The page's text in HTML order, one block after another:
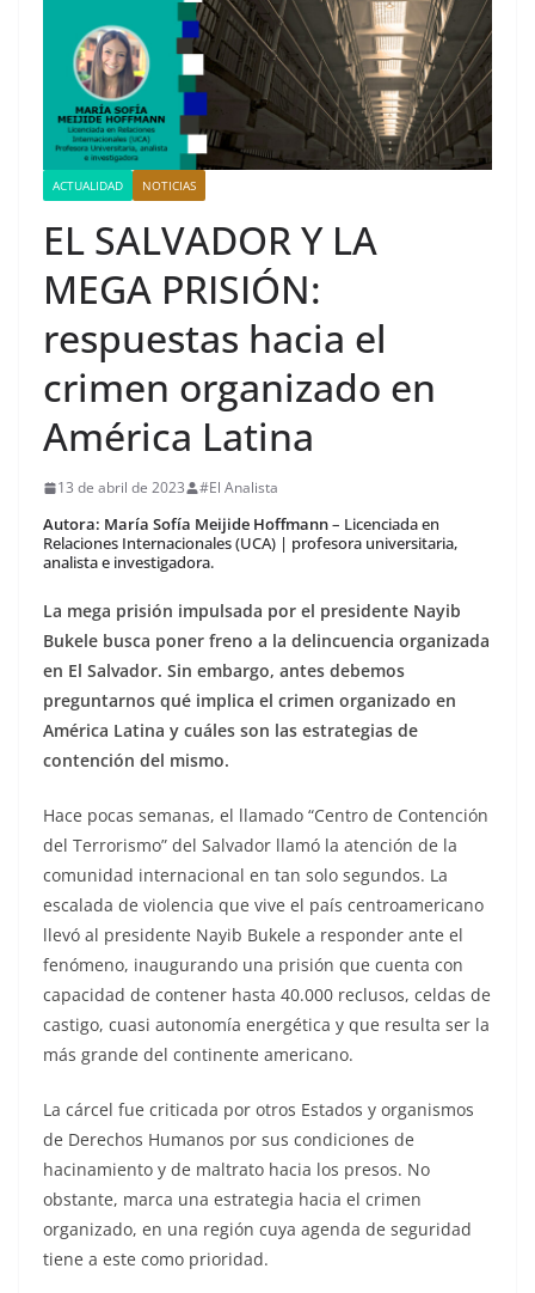
ACTUALIDAD NOTICIAS
EL SALVADOR Y LA
MEGA PRISIÓN:
respuestas hacia el
crimen organizado en
América Latina
13 de abril de 2023 #El Analista
Autora: María Sofía Meijide Hoffmann– Licenciada en
Relaciones Internacionales (UCA) | profesora universitaria,
analista e investigadora.
La mega prisión impulsada por el presidente Nayib
Bukele busca poner freno a la delincuencia organizada
en El Salvador. Sin embargo, antes debemos
preguntarnos qué implica el crimen organizado en
América Latina y cuáles son las estrategias de
contención del mismo.
Hace pocas semanas, el llamado “Centro de Contención
del Terrorismo” del Salvador llamó la atención de la
comunidad internacional en tan solo segundos. La
escalada de violencia que vive el país centroamericano
llevó al presidente Nayib Bukele a responder ante el
fenómeno, inaugurando una prisión que cuenta con
capacidad de contener hasta 40.000 reclusos, celdas de
castigo, cuasi autonomía energética y que resulta ser la
más grande del continente americano.
La cárcel fue criticada por otros Estados y organismos
de Derechos Humanos por sus condiciones de
hacinamiento y de maltrato hacia los presos. No
obstante, marca una estrategia hacia el crimen
organizado, en una región cuya agenda de seguridad
tiene a este como prioridad.